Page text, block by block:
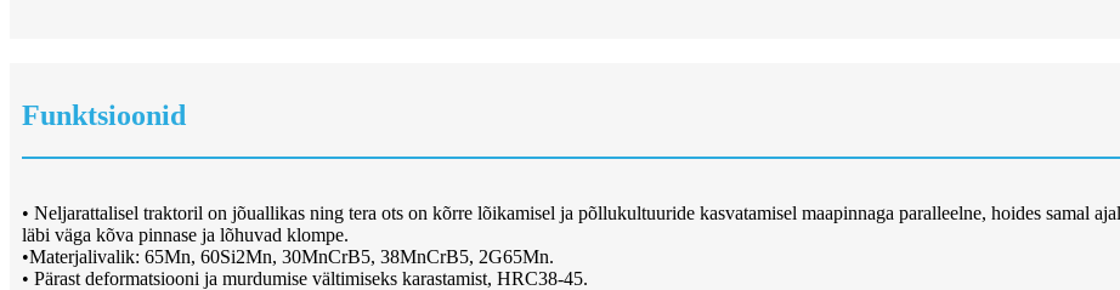
Funktsioonid
• Neljarattalisel traktoril on jõuallikas ning tera ots on kõrre lõikamisel ja põllukultuuride kasvatamisel maapinnaga paralleelne, hoides samal
läbi väga kõva pinnase ja lõhuvad klompe.
•Materjalivalik: 65Mn, 60Si2Mn, 30MnCrB5, 38MnCrB5, 2G65Mn.
• Pärast deformatsiooni ja murdumise vältimiseks karastamist, HRC38-45.